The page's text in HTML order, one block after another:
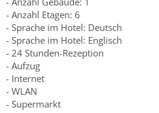
- Anzahl Etagen: 6
- Sprache im Hotel: Deutsch
- Sprache im Hotel: Englisch
- 24 Stunden-Rezeption
- Aufzug
- Internet
- WLAN
- Supermarkt